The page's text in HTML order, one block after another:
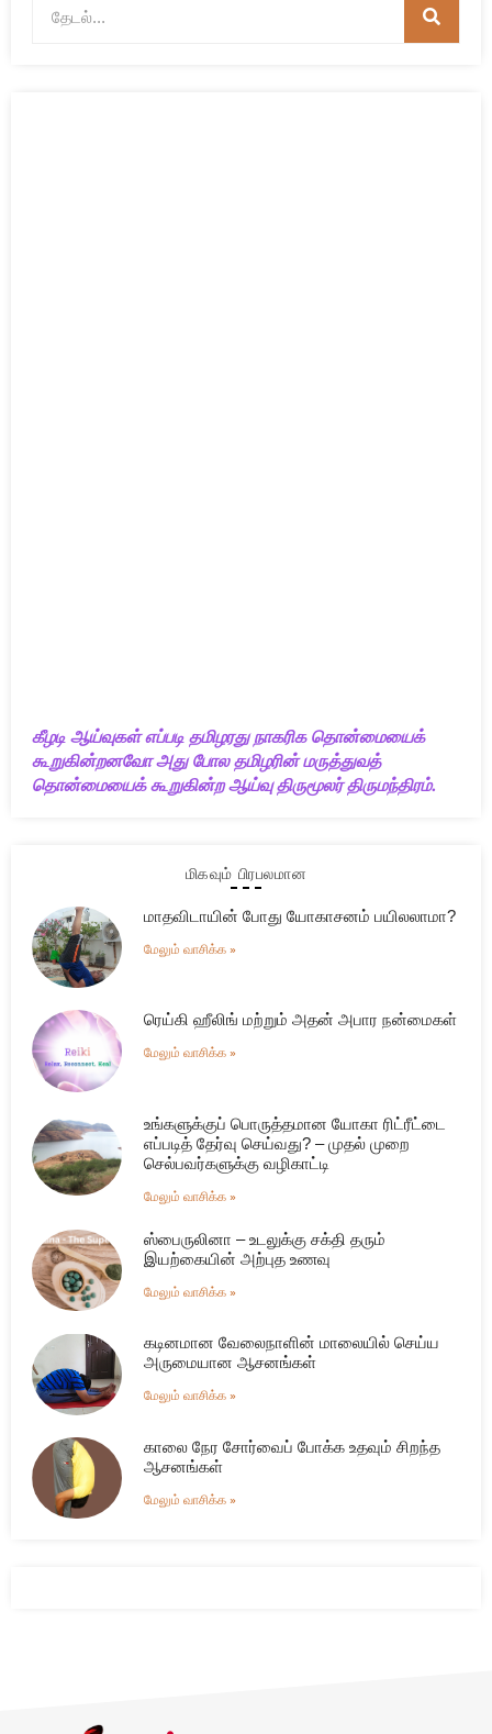
கீழடி ஆய்வுகள் எப்படி தமிழரது நாகரிக தொன்மையைக்
கூறுகின்றனவோ அது போல தமிழரின் மருத்துவத்
தொன்மையைக் கூறுகின்ற ஆய்வு திருமூலர் திருமந்திரம்.
மிகவும் பிரபலமான
மாதவிடாயின் போது யோகாசனம் பயிலலாமா?
மேலும் வாசிக்க »
ரெய்கி ஹீலிங் மற்றும் அதன் அபார நன்மைகள்
மேலும் வாசிக்க »
உங்களுக்குப் பொருத்தமான யோகா ரிட்ரீட்டை
எப்படித் தேர்வு செய்வது? – முதல் முறை
செல்பவர்களுக்கு வழிகாட்டி
மேலும் வாசிக்க »
ஸ்பைருலினா – உடலுக்கு சக்தி தரும்
இயற்கையின் அற்புத உணவு
மேலும் வாசிக்க »
கடினமான வேலைநாளின் மாலையில் செய்ய
அருமையான ஆசனங்கள்
மேலும் வாசிக்க »
காலை நேர சோர்வைப் போக்க உதவும் சிறந்த
ஆசனங்கள்
மேலும் வாசிக்க »